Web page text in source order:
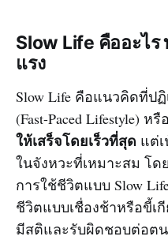
Slow Life คืออะไร
แรง
Slow Life คือแนวคิดที่ป
(Fast-Paced Lifestyle)
ให้เสร็จโดยเร็วที่สุด แต่
ในจังหวะที่เหมาะสม โ
การใช้ชีวิตแบบ Slow
ชีวิตแบบเชื่องช้าหรือขี้เ
มีสติและรับผิดชอบต่อต